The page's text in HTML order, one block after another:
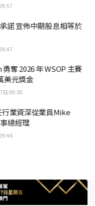
諾 宣佈中期股息相等於
奪 2026 年 WSOP 主賽
美元獎金
日 09:30
業資深從業員Mike
總經理